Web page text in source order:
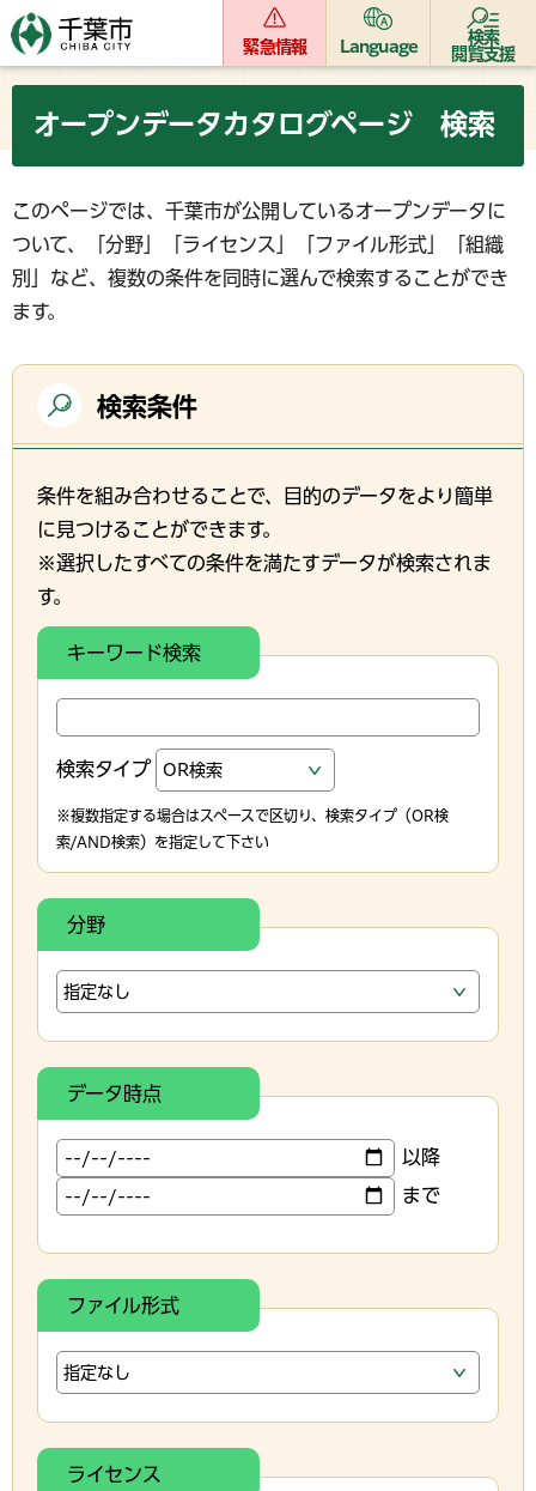
緊急情報 Language
検索
閲覧支援
オープンデータカタログページ 検索
このページでは、千葉市が公開しているオープンデータに
ついて、「分野」「ライセンス」「ファイル形式」「組織
別」など、複数の条件を同時に選んで検索することができ
ます。
検索条件
条件を組み合わせることで、目的のデータをより簡単
に見つけることができます。
※選択したすべての条件を満たすデータが検索されま
す。
キーワード検索
検索タイプ
※複数指定する場合はスペースで区切り、検索タイプ（OR検
索/AND検索）を指定して下さい
分野
データ時点
以降
まで
ファイル形式
ライセンス